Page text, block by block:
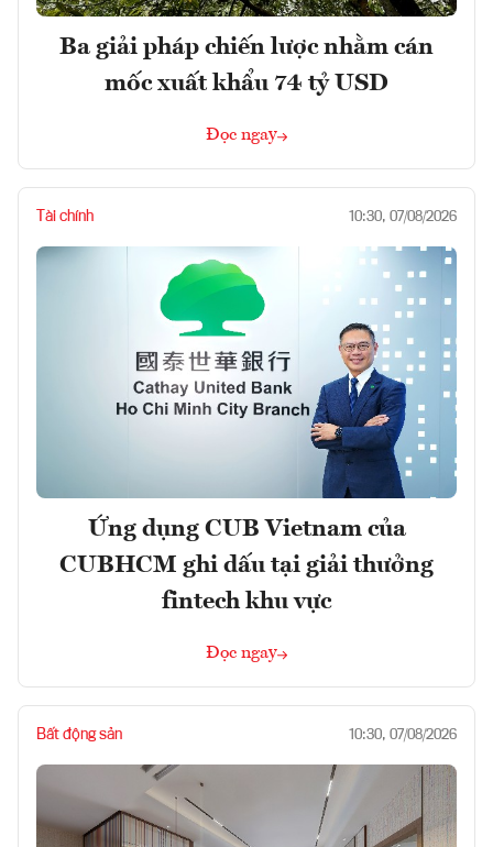
Ba giải pháp chiến lược nhằm cán
mốc xuất khẩu 74 tỷ USD
Đọc ngay
Tài chính 10:30, 07/08/2026
Ứng dụng CUB Vietnam của
CUBHCM ghi dấu tại giải thưởng
fintech khu vực
Đọc ngay
Bất động sản 10:30, 07/08/2026